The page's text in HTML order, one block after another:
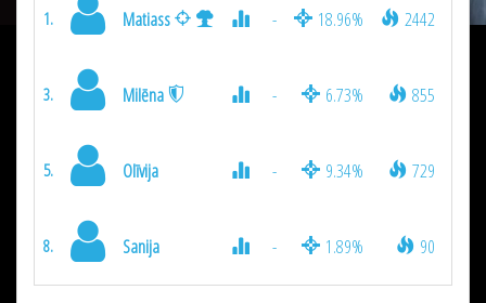
1. Matiass - 18.96% 2442
3. Milēna - 6.73% 855
5. Olīvija - 9.34% 729
8. Sanija - 1.89% 90